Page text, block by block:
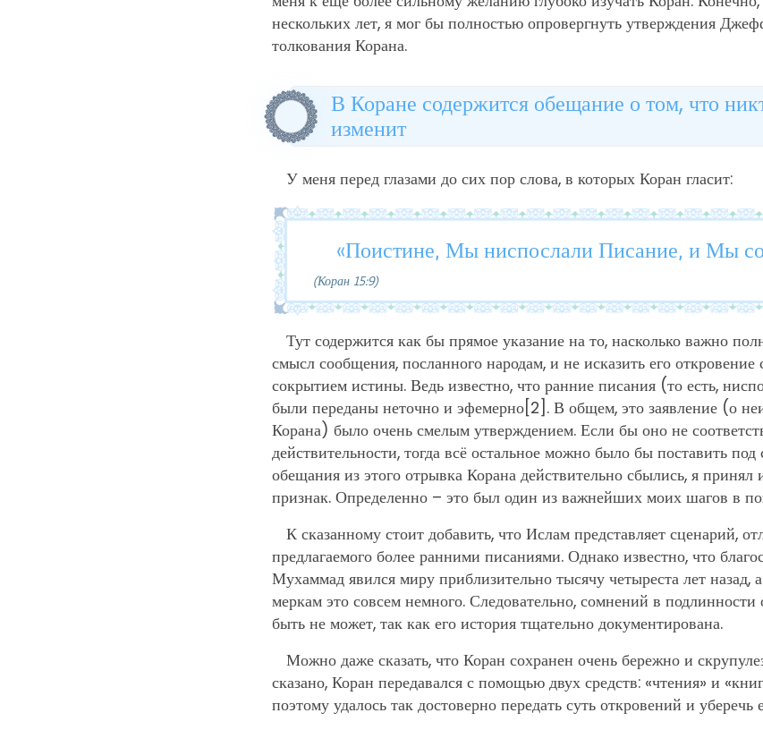
нескольких лет, я мог бы полностью опровергнуть утверждения
толкования Корана.
В Коране содержится обещание о том, что
изменит
У меня перед глазами до сих пор слова, в которых Коран гласит:
«Поистине, Мы ниспослали Писание, и Мы
(Коран 15:9)
Тут содержится как бы прямое указание на то, насколько важно
смысл сообщения, посланного народам, и не исказить его
сокрытием истины. Ведь известно, что ранние писания (то есть,
были переданы неточно и эфемерно [2] . В общем, это заявление (о
Корана) было очень смелым утверждением. Если бы оно не
действительности, тогда всё остальное можно было бы поставить
обещания из этого отрывка Корана действительно сбылись, я принял
признак. Определенно – это был один из важнейших моих шагов в
К сказанному стоит добавить, что Ислам представляет сценарий,
предлагаемого более ранними писаниями. Однако известно, что
Мухаммад явился миру приблизительно тысячу четыреста лет назад,
меркам это совсем немного. Следовательно, сомнений в
быть не может, так как его история тщательно документирована.
Можно даже сказать, что Коран сохранен очень бережно и
сказано, Коран передавался с помощью двух средств: «чтения» и
поэтому удалось так достоверно передать суть откровений и уберечь